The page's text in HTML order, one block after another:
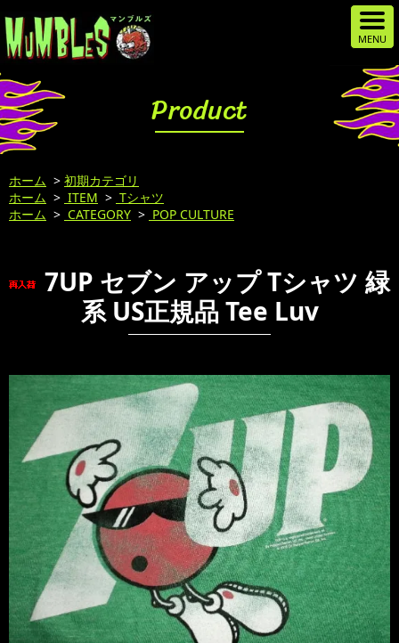
Product
ホーム > 初期カテゴリ
ホーム > ITEM > Tシャツ
ホーム > CATEGORY > POP CULTURE
7UP セブン アップ Tシャツ 緑
系 US正規品 Tee Luv